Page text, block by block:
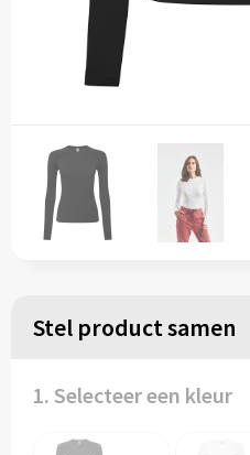
Stel product samen
1. Selecteer een kleur